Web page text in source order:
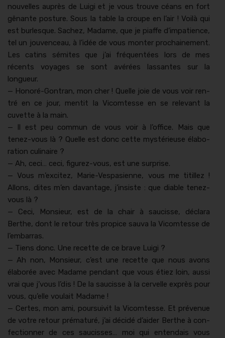
nou­velles auprès de Lui­gi et je vous trou­ve céans en fort
gênante pos­ture. Sous la table la croupe en l’air ! Voilà qui
est bur­lesque. Sachez, Madame, que je piaffe d’impatience,
tel un jou­venceau, à l’idée de vous mon­ter prochaine­ment.
Les catins sémites que j’ai fréquen­tées lors de mes
récents voy­ages se sont avérées las­santes sur la
longueur.
— Hon­oré-Gontran, mon cher ! Quelle joie de vous voir ren­
tré en ce jour, men­tit la Vicomtesse en se rel­e­vant la
cuvette à la main.
— Il est peu com­mun de vous voir à l’office. Mais que
tenez-vous là ? Quelle est donc cette mys­térieuse élab­o­
ra­tion culi­naire ?
— Ah, ceci… ceci, fig­urez-vous, est une sur­prise.
— Vous m’excitez, Marie-Ves­pasi­enne, vous me tit­illez !
Allons, dites m’en davan­tage, j’insiste : que dia­ble tenez-
vous là ?
— Ceci, Mon­sieur, est de la chair à saucisse, déclara
Berthe, dont le retour très prop­ice sau­va la Vicomtesse de
l’embarras.
— Tiens donc. Une recette de ce brave Lui­gi ?
— Ah non, Mon­sieur, c’est une recette que nous avons
élaborée avec Madame pen­dant que vous étiez loin, aus­si
vrai que j’vous l’dis ! De la saucisse à la cervelle exprès pour
vous, qu’elle voulait Madame !
— Certes, mon ami, pour­suiv­it la Vicomtesse. Et prév­enue
de votre retour pré­maturé, j’ai décidé d’aider Berthe à con­
fec­tion­ner de ces sauciss­es… moi qui entendais vous